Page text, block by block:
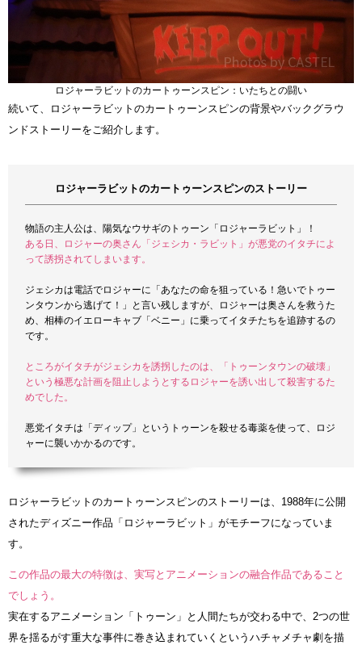
ロジャーラビットのカートゥーンスピン：いたちとの闘い
続いて、ロジャーラビットのカートゥーンスピンの背景やバックグラウ
ンドストーリーをご紹介します。
ロジャーラビットのカートゥーンスピンのストーリー
物語の主人公は、陽気なウサギのトゥーン「ロジャーラビット」！
ある日、ロジャーの奥さん「ジェシカ・ラビット」が悪党のイタチによ
って誘拐されてしまいます。
ジェシカは電話でロジャーに「あなたの命を狙っている！急いでトゥー
ンタウンから逃げて！」と言い残しますが、ロジャーは奥さんを救うた
め、相棒のイエローキャブ「ベニー」に乗ってイタチたちを追跡するの
です。
ところがイタチがジェシカを誘拐したのは、「トゥーンタウンの破壊」
という極悪な計画を阻止しようとするロジャーを誘い出して殺害するた
めでした。
悪党イタチは「ディップ」というトゥーンを殺せる毒薬を使って、ロジ
ャーに襲いかかるのです。
ロジャーラビットのカートゥーンスピンのストーリーは、1988年に公開
されたディズニー作品「ロジャーラビット」がモチーフになっていま
す。
この作品の最大の特徴は、実写とアニメーションの融合作品であること
でしょう。
実在するアニメーション「トゥーン」と人間たちが交わる中で、2つの世
界を揺るがす重大な事件に巻き込まれていくというハチャメチャ劇を描